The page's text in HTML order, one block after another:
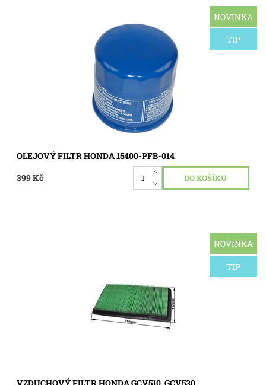
NOVINKA
TIP
Vhodné pro motory Honda GCV 520, GCV 530, GXV 520, GXV
Skladem 3 ks
OLEJOVÝ FILTR HONDA 15400-PFB-014
399 Kč
NOVINKA
TIP
Vzduchový filtr pro motor HONDA GCV510, GCV520, GCV530.
VZDUCHOVÝ FILTR HONDA GCV510, GCV530